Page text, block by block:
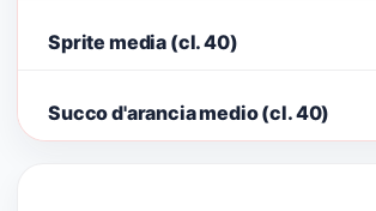
Sprite media (cl. 40)
Succo d'arancia medio (cl. 40)